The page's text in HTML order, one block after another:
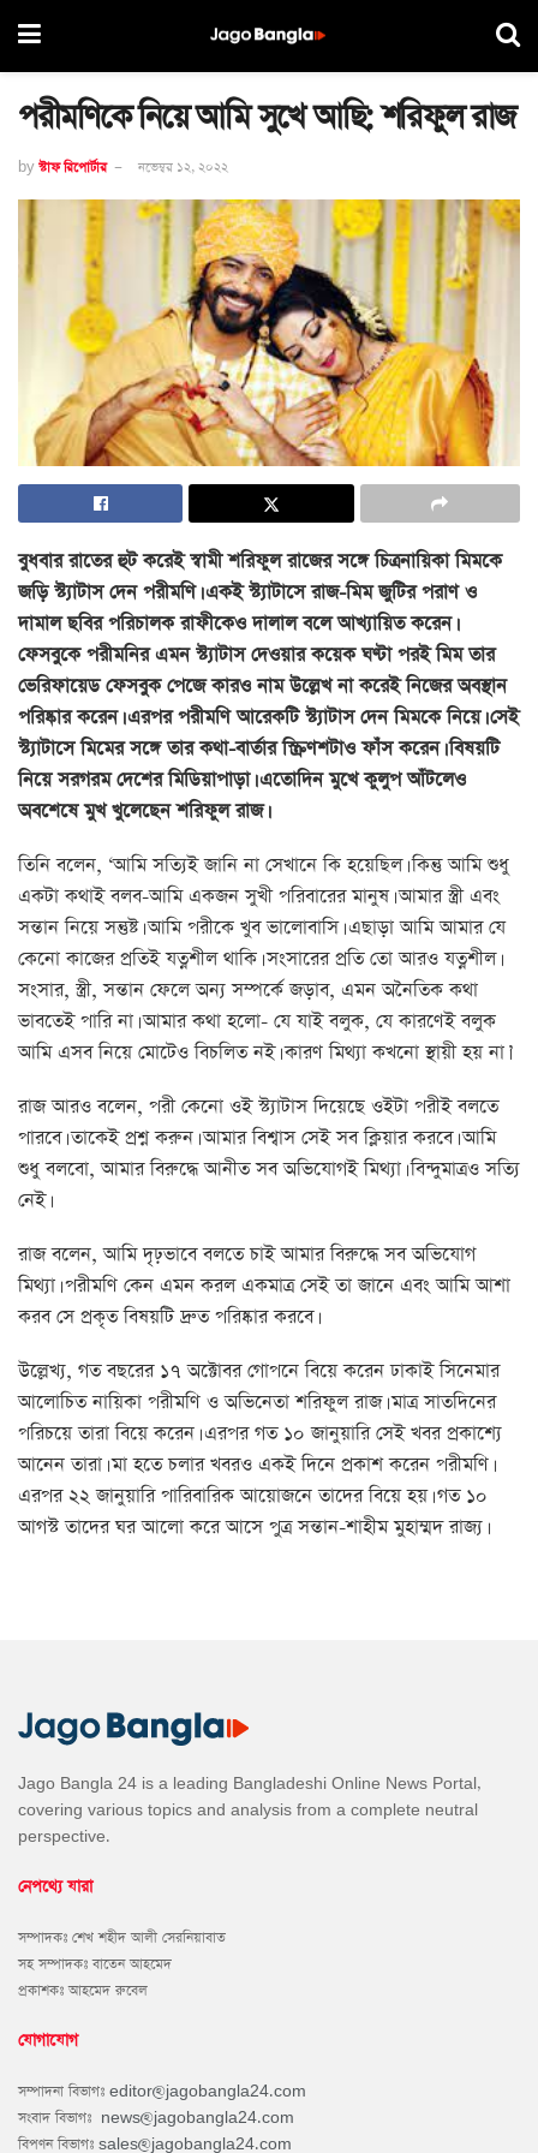
পরীমণিকে নিয়ে আমি সুখে আছি: শরিফুল রাজ
by স্টাফ রিপোর্টার নভেম্বর ১২, ২০২২
বুধবার রাতের হুট করেই স্বামী শরিফুল রাজের সঙ্গে চিত্রনায়িকা মিমকে
জড়ি স্ট্যাটাস দেন পরীমণি। একই স্ট্যাটাসে রাজ-মিম জুটির পরাণ ও
দামাল ছবির পরিচালক রাফীকেও দালাল বলে আখ্যায়িত করেন।
ফেসবুকে পরীমনির এমন স্ট্যাটাস দেওয়ার কয়েক ঘণ্টা পরই মিম তার
ভেরিফায়েড ফেসবুক পেজে কারও নাম উল্লেখ না করেই নিজের অবস্থান
পরিষ্কার করেন। এরপর পরীমণি আরেকটি স্ট্যাটাস দেন মিমকে নিয়ে। সেই
স্ট্যাটাসে মিমের সঙ্গে তার কথা-বার্তার স্ক্রিণশটাও ফাঁস করেন। বিষয়টি
নিয়ে সরগরম দেশের মিডিয়াপাড়া। এতোদিন মুখে কুলুপ আঁটলেও
অবশেষে মুখ খুলেছেন শরিফুল রাজ।
তিনি বলেন, ‘আমি সত্যিই জানি না সেখানে কি হয়েছিল। কিন্তু আমি শুধু
একটা কথাই বলব-আমি একজন সুখী পরিবারের মানুষ। আমার স্ত্রী এবং
সন্তান নিয়ে সন্তুষ্ট। আমি পরীকে খুব ভালোবাসি। এছাড়া আমি আমার যে
কেনো কাজের প্রতিই যত্নশীল থাকি। সংসারের প্রতি তো আরও যত্নশীল।
সংসার, স্ত্রী, সন্তান ফেলে অন্য সম্পর্কে জড়াব, এমন অনৈতিক কথা
ভাবতেই পারি না। আমার কথা হলো- যে যাই বলুক, যে কারণেই বলুক
আমি এসব নিয়ে মোটেও বিচলিত নই। কারণ মিথ্যা কখনো স্থায়ী হয় না।’
রাজ আরও বলেন, পরী কেনো ওই স্ট্যাটাস দিয়েছে ওইটা পরীই বলতে
পারবে। তাকেই প্রশ্ন করুন। আমার বিশ্বাস সেই সব ক্লিয়ার করবে। আমি
শুধু বলবো, আমার বিরুদ্ধে আনীত সব অভিযোগই মিথ্যা। বিন্দুমাত্রও সত্যি
নেই।
রাজ বলেন, আমি দৃঢ়ভাবে বলতে চাই আমার বিরুদ্ধে সব অভিযোগ
মিথ্যা। পরীমণি কেন এমন করল একমাত্র সেই তা জানে এবং আমি আশা
করব সে প্রকৃত বিষয়টি দ্রুত পরিষ্কার করবে।
উল্লেখ্য, গত বছরের ১৭ অক্টোবর গোপনে বিয়ে করেন ঢাকাই সিনেমার
আলোচিত নায়িকা পরীমণি ও অভিনেতা শরিফুল রাজ। মাত্র সাতদিনের
পরিচয়ে তারা বিয়ে করেন। এরপর গত ১০ জানুয়ারি সেই খবর প্রকাশ্যে
আনেন তারা। মা হতে চলার খবরও একই দিনে প্রকাশ করেন পরীমণি।
এরপর ২২ জানুয়ারি পারিবারিক আয়োজনে তাদের বিয়ে হয়। গত ১০
আগস্ট তাদের ঘর আলো করে আসে পুত্র সন্তান-শাহীম মুহাম্মদ রাজ্য।
Jago Bangla 24 is a leading Bangladeshi Online News Portal,
covering various topics and analysis from a complete neutral
perspective.
নেপথ্যে যারা
সম্পাদকঃ শেখ শহীদ আলী সেরনিয়াবাত
সহ সম্পাদকঃ বাতেন আহমেদ
প্রকাশকঃ আহমেদ রুবেল
যোগাযোগ
সম্পাদনা বিভাগঃ editor@jagobangla24.com
সংবাদ বিভাগঃ news@jagobangla24.com
বিপণন বিভাগঃ sales@jagobangla24.com